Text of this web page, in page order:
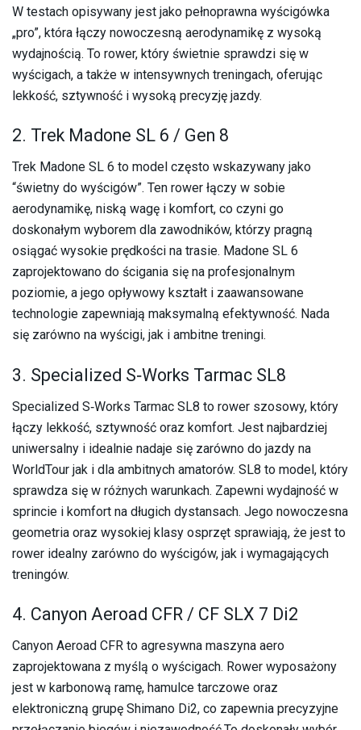
W testach opisywany jest jako pełnoprawna wyścigówka
„pro”, która łączy nowoczesną aerodynamikę z wysoką
wydajnością. To rower, który świetnie sprawdzi się w
wyścigach, a także w intensywnych treningach, oferując
lekkość, sztywność i wysoką precyzję jazdy.
2. Trek Madone SL 6 / Gen 8
Trek Madone SL 6 to model często wskazywany jako
“świetny do wyścigów”. Ten rower łączy w sobie
aerodynamikę, niską wagę i komfort, co czyni go
doskonałym wyborem dla zawodników, którzy pragną
osiągać wysokie prędkości na trasie. Madone SL 6
zaprojektowano do ścigania się na profesjonalnym
poziomie, a jego opływowy kształt i zaawansowane
technologie zapewniają maksymalną efektywność. Nada
się zarówno na wyścigi, jak i ambitne treningi.
3. Specialized S‑Works Tarmac SL8
Specialized S‑Works Tarmac SL8 to rower szosowy, który
łączy lekkość, sztywność oraz komfort. Jest najbardziej
uniwersalny i idealnie nadaje się zarówno do jazdy na
WorldTour jak i dla ambitnych amatorów. SL8 to model, który
sprawdza się w różnych warunkach. Zapewni wydajność w
sprincie i komfort na długich dystansach. Jego nowoczesna
geometria oraz wysokiej klasy osprzęt sprawiają, że jest to
rower idealny zarówno do wyścigów, jak i wymagających
treningów.
4. Canyon Aeroad CFR / CF SLX 7 Di2
Canyon Aeroad CFR to agresywna maszyna aero
zaprojektowana z myślą o wyścigach. Rower wyposażony
jest w karbonową ramę, hamulce tarczowe oraz
elektroniczną grupę Shimano Di2, co zapewnia precyzyjne